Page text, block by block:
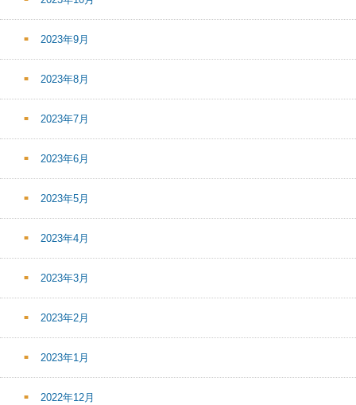
2023年9月
2023年8月
2023年7月
2023年6月
2023年5月
2023年4月
2023年3月
2023年2月
2023年1月
2022年12月